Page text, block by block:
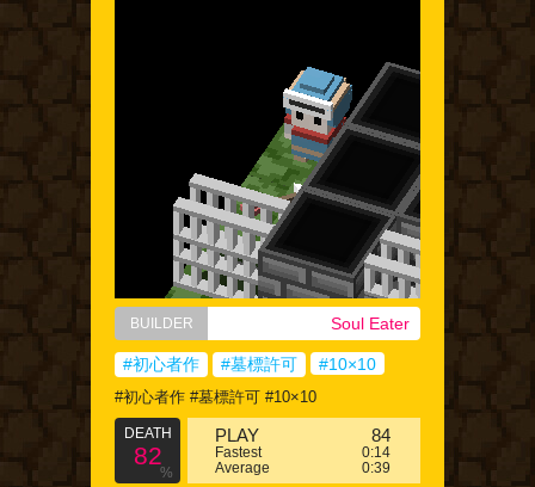
BUILDER Soul Eater
#初心者作 #墓標許可 #10×10
#初心者作 #墓標許可 #10×10
DEATH
82
%
PLAY 84
Fastest
0:14
Average
0:39